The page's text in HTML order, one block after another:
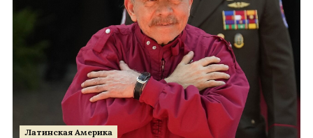
Латинская Америка